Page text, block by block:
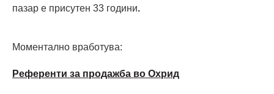
пазар е присутен 33 години.
Моментално вработува:
Референти за продажба во Охрид